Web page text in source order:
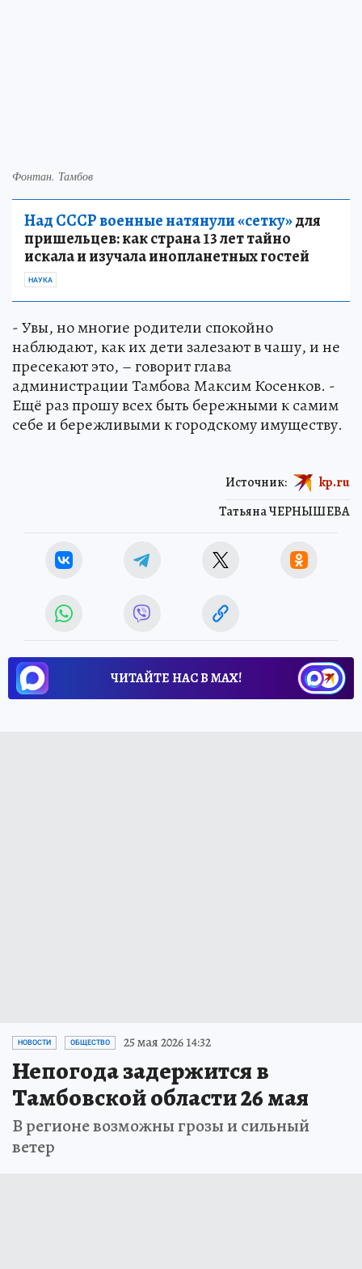
Фонтан. Тамбов
Над СССР военные натянули «сетку»для
пришельцев: как страна 13 лет тайно
искала и изучала инопланетных гостей
НАУКА
- Увы, но многие родители спокойно
наблюдают, как их дети залезают в чашу, и не
пресекают это, – говорит глава
администрации Тамбова Максим Косенков. -
Ещё раз прошу всех быть бережными к самим
себе и бережливыми к городскому имуществу.
Татьяна ЧЕРНЫШЕВА
Источник: kp.ru
ЧИТАЙТЕ НАС В МАХ!
НОВОСТИ ОБЩЕСТВО 25 мая 2026 14:32
Непогода задержится в
Тамбовской области 26 мая
В регионе возможны грозы и сильный
ветер